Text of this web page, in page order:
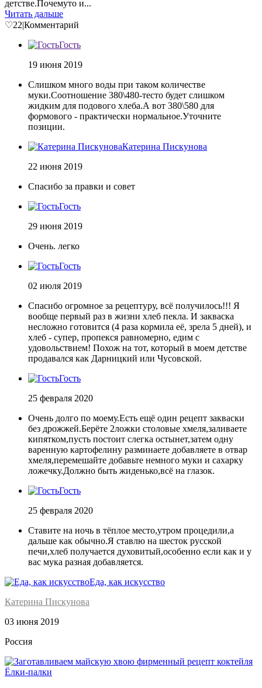
детстве.Почемуто и...
Читать дальше
♡22|Комментарий
Гость
19 июня 2019
Слишком много воды при таком количестве
муки.Соотношение 380\480-тесто будет слишком
жидким для подового хлеба.А вот 380\580 для
формового - практически нормальное.Уточните
позиции.
Катерина Пискунова
22 июня 2019
Спасибо за правки и совет
Гость
29 июня 2019
Очень. легко
Гость
02 июля 2019
Спасибо огромное за рецептуру, всё получилось!!! Я
вообще первый раз в жизни хлеб пекла. И закваска
несложно готовится (4 раза кормила её, зрела 5 дней), и
хлеб - супер, пропекся равномерно, едим с
удовольствием! Похож на тот, который в моем детстве
продавался как Дарницкий или Чусовской.
Гость
25 февраля 2020
Очень долго по моему.Есть ещё один рецепт закваски
без дрожжей.Берёте 2ложки столовые хмеля,заливаете
кипятком,пусть постоит слегка остынет,затем одну
варенную картофелину разминаете добавляете в отвар
хмеля,перемешайте добавьте немного муки и сахарку
ложечку.Должно быть жиденько,всё на глазок.
Гость
25 февраля 2020
Ставите на ночь в тёплое место,утром процедили,а
дальше как обычно.Я ставлю на шесток русской
печи,хлеб получается духовитый,особенно если как и у
вас мука разная добавляется.
Еда, как искусство
Катерина Пискунова
03 июня 2019
Россия